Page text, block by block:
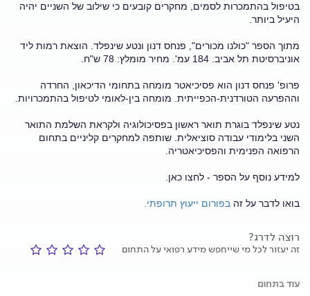
בטיפול בהתמכרות לסמים, מחקרים קובעים כי שילוב של השניים יהיה
היעיל ביותר.
מתוך הספר "כולנו מכורים", פנחס דנון ונטע שינפלד. הוצאת רמות ליד
אוניברסיטת תל אביב. 184 עמ'. מחיר מומלץ: 78 ש"ח.
פרופ' פנחס דנון הוא פסיכיאטר מומחה בתחומי הדיכאון, החרדה
וההפרעה הטורדנית-הכפייתית. מומחה בין-לאומי לטיפול בהתמכרויות.
נטע שינפלד בוגרת תואר ראשון בפסיכולוגיה ולקראת השלמת התואר
השני בלימודי עבודה סוציאלית. שותפה למחקרים קליניים בתחום
הרפואה הפנימית והפסיכיאטריה.
למידע נוסף על הספר - לחצו כאן.
בואו לדבר על זה בפורום ייעוץ תרופתי.
רוצה לדרג?
זה יעזור לכל מי שייחפש מידע רפואי על התחום
עוד בתחום